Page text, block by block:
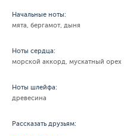
Начальные ноты:
мята, бергамот, дыня
Ноты сердца:
морской аккорд, мускатный орех
Ноты шлейфа:
древесина
Рассказать друзьям: